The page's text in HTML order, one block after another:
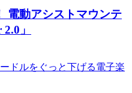
電動アシストマウンテ
」